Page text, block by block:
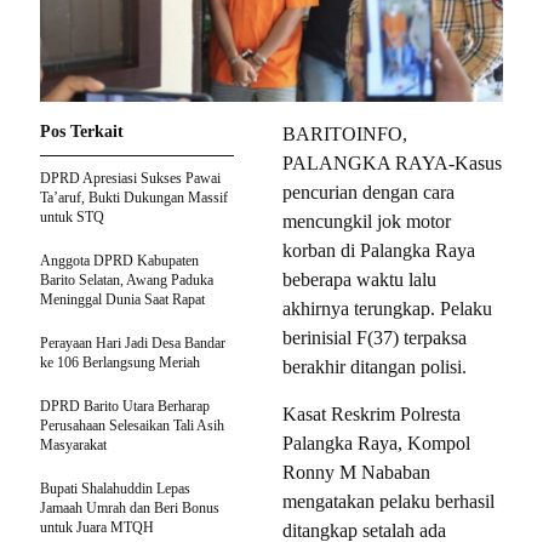
BARITOINFO,
PALANGKA RAYA-Kasus
pencurian dengan cara
mencungkil jok motor
korban di Palangka Raya
beberapa waktu lalu
akhirnya terungkap. Pelaku
berinisial F(37) terpaksa
berakhir ditangan polisi.
Kasat Reskrim Polresta
Palangka Raya, Kompol
Ronny M Nababan
mengatakan pelaku berhasil
ditangkap setalah ada
Pos Terkait
DPRD Apresiasi Sukses Pawai
Ta’aruf, Bukti Dukungan Massif
untuk STQ
Anggota DPRD Kabupaten
Barito Selatan, Awang Paduka
Meninggal Dunia Saat Rapat
Perayaan Hari Jadi Desa Bandar
ke 106 Berlangsung Meriah
DPRD Barito Utara Berharap
Perusahaan Selesaikan Tali Asih
Masyarakat
Bupati Shalahuddin Lepas
Jamaah Umrah dan Beri Bonus
untuk Juara MTQH